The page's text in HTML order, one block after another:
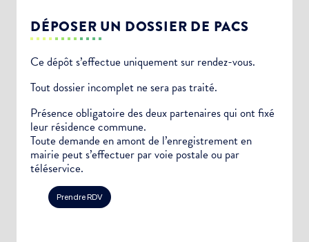
DÉPOSER UN DOSSIER DE PACS
Ce dépôt s’effectue uniquement sur rendez-vous.
Tout dossier incomplet ne sera pas traité.
Présence obligatoire des deux partenaires qui ont fixé
leur résidence commune.
Toute demande en amont de l’enregistrement en
mairie peut s’effectuer par voie postale ou par
téléservice.